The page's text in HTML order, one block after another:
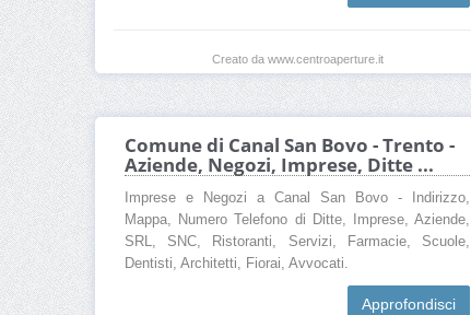
Creato da www.centroaperture.it
Comune di Canal San Bovo - Trento -
Aziende, Negozi, Imprese, Ditte ...
Imprese e Negozi a Canal San Bovo - Indirizzo,
Mappa, Numero Telefono di Ditte, Imprese, Aziende,
SRL, SNC, Ristoranti, Servizi, Farmacie, Scuole,
Dentisti, Architetti, Fiorai, Avvocati.
Approfondisci